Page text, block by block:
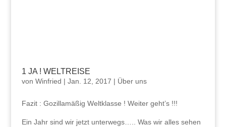
1 JA ! WELTREISE
von Winfried | Jan. 12, 2017 | Über uns
Fazit : Gozillamäßig Weltklasse ! Weiter geht’s !!!
Ein Jahr sind wir jetzt unterwegs….. Was wir alles sehen